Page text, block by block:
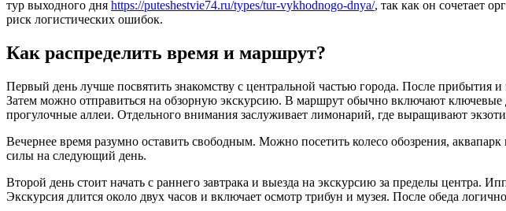
тур выходного дня https://puteshestvie74.ru/types/tur-vykhodnogo-dnya/, так как он сочетает
риск логистических ошибок.
Как распределить время и маршрут?
Первый день лучше посвятить знакомству с центральной частью города. После прибытия
Затем можно отправиться на обзорную экскурсию. В маршрут обычно включают
прогулочные аллеи. Отдельного внимания заслуживает лимонарий, где выращивают
Вечернее время разумно оставить свободным. Можно посетить колесо обозрения,
силы на следующий день.
Второй день стоит начать с раннего завтрака и выезда на экскурсию за пределы центра.
Экскурсия длится около двух часов и включает осмотр трибун и музея. После обеда